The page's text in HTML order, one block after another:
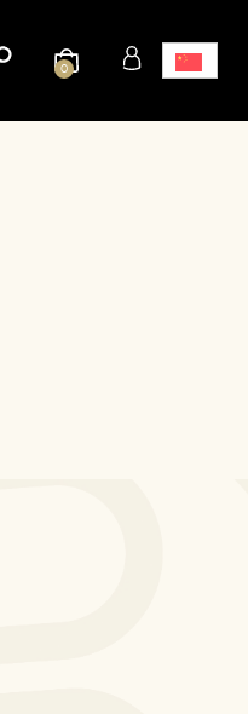
0